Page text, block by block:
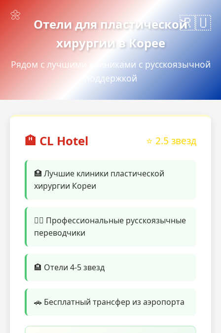
Отели для пластической
хирургии в Корее
Рядом с лучшими клиниками с русскоязычной
поддержкой
🏨 CL Hotel ⭐ 2.5 звезд
🏥 Лучшие клиники пластической
хирургии Кореи
👨‍⚕️ Профессиональные русскоязычные
переводчики
🏨 Отели 4-5 звезд
🚗 Бесплатный трансфер из аэропорта